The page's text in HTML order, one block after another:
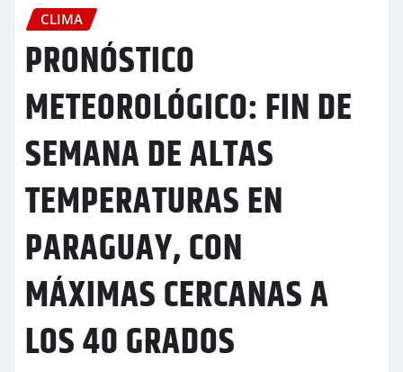
CLIMA
PRONÓSTICO
METEOROLÓGICO: FIN DE
SEMANA DE ALTAS
TEMPERATURAS EN
PARAGUAY, CON
MÁXIMAS CERCANAS A
LOS 40 GRADOS